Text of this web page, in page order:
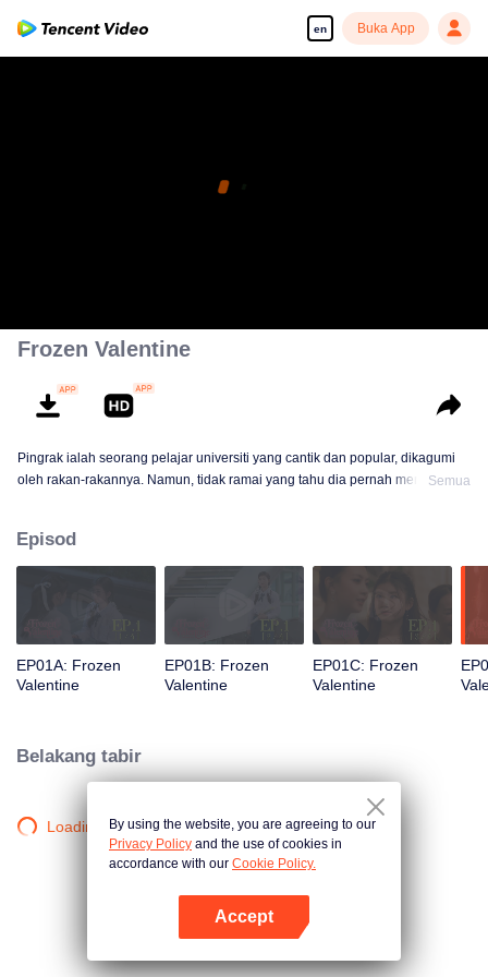
en Buka App
Frozen Valentine
Pingrak ialah seorang pelajar universiti yang cantik dan popular, dikagumi
oleh rakan-rakannya. Namun, tidak ramai yang tahu dia pernah menjadi
pertamanya, P’Charm. Namun P’Charm tidak menyedari bahawa wanita
anggun di hadapannya ialah gadis kekok yang dahulu sering mengekori
Semua
Episod
EP01A: Frozen
Valentine
EP01B: Frozen
Valentine
EP01C: Frozen
Valentine
Belakang tabir
Loading…By using the website, you are agreeing to our
Privacy Policy and the use of cookies in
accordance with our Cookie Policy.
Accept